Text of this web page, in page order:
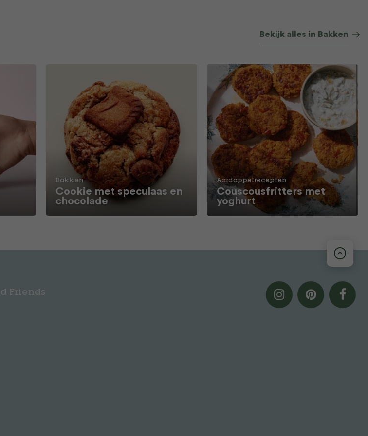
Bekijk alles in Bakken
Bakken
Cookie met speculaas en
chocolade
Aardappelrecepten
Couscousfritters met
yoghurt
Friends